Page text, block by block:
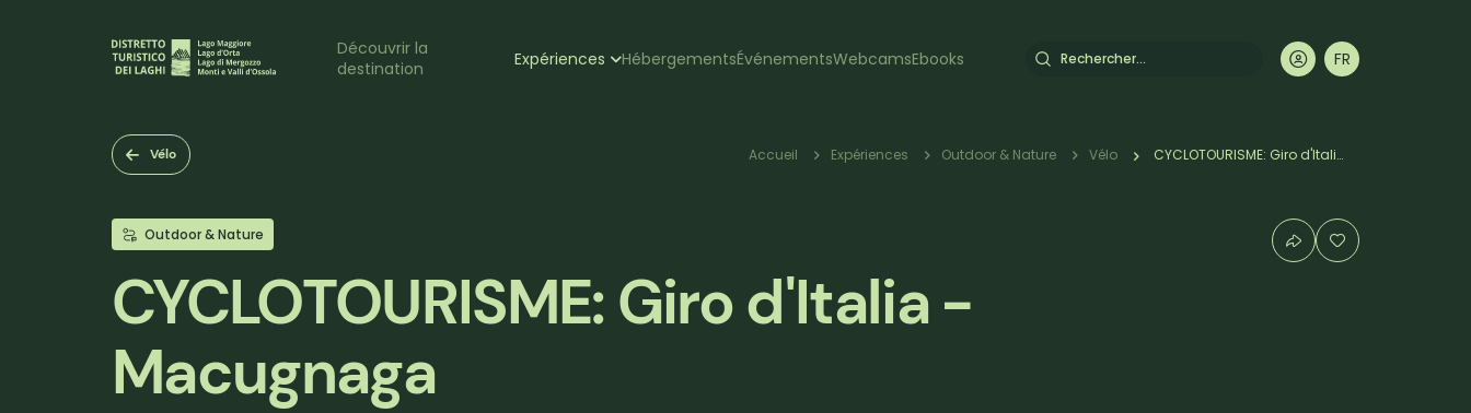
Navigazione
Découvrir la
destination
Expériences HébergementsÉvénementsWebcamsEbooks Rechercher
FR
IT
EN
DE
Vélo
Fil
Accueil Expériences Outdoor & Nature Vélo CYCLOTOURISME: Giro d'Italia - Macugnaga
Outdoor & Nature
CYCLOTOURISME: Giro d'Italia -
Macugnaga